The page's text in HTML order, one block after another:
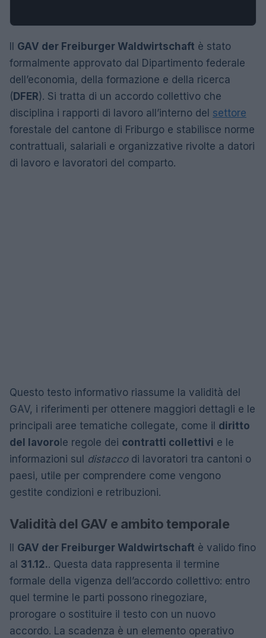
GAV der Freiburger Waldwirtschaft è stato
formalmente approvato dal Dipartimento federale
dell’economia, della formazione e della ricerca
( DFER). Si tratta di un accordo collettivo che
disciplina i rapporti di lavoro all’interno del settore
forestale del cantone di Friburgo e stabilisce norme
contrattuali, salariali e organizzative rivolte a datori
di lavoro e lavoratori del comparto.
Questo testo informativo riassume la validità del
GAV, i riferimenti per ottenere maggiori dettagli e le
principali aree tematiche collegate, come il diritto
del lavoro le regole dei contratti collettivi e le
informazioni sul distaccodi lavoratori tra cantoni o
paesi, utile per comprendere come vengono
gestite condizioni e retribuzioni.
Validità del GAV e ambito temporale
GAV der Freiburger Waldwirtschaft è valido fino
al 31.12.. Questa data rappresenta il termine
formale della vigenza dell’accordo collettivo: entro
quel termine le parti possono rinegoziare,
prorogare o sostituire il testo con un nuovo
accordo. La scadenza è un elemento operativo